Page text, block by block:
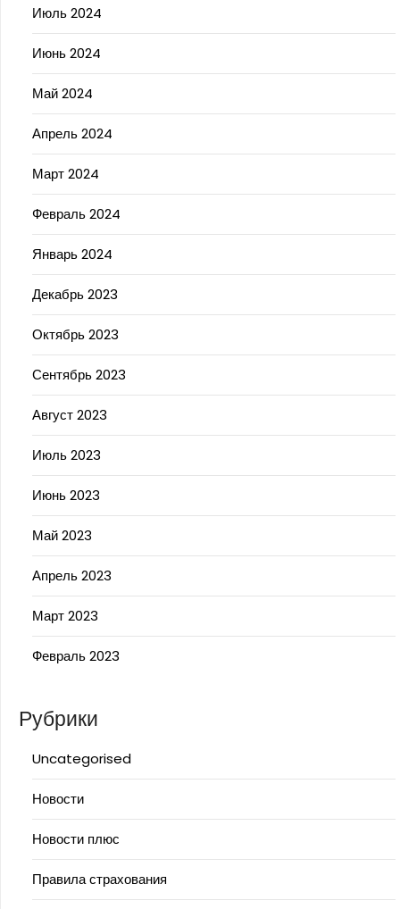
Июль 2024
Июнь 2024
Май 2024
Апрель 2024
Март 2024
Февраль 2024
Январь 2024
Декабрь 2023
Октябрь 2023
Сентябрь 2023
Август 2023
Июль 2023
Июнь 2023
Май 2023
Апрель 2023
Март 2023
Февраль 2023
Рубрики
Uncategorised
Новости
Новости плюс
Правила страхования